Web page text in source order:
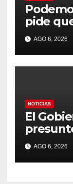
pide
el
contra
AGO 6, 2026
NOTICIAS
El
con
la final
«Tiene
AGO 6, 2026